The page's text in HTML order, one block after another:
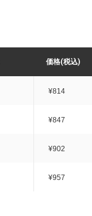
価格(税込)
¥814
¥847
¥902
¥957